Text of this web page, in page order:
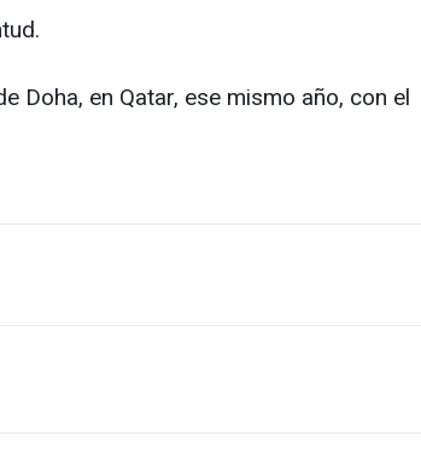
Doha, en Qatar, ese mismo año, con el